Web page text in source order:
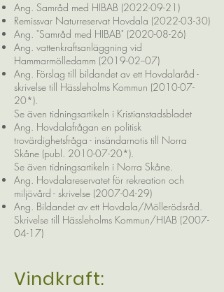
Ang. Samråd med HIBAB (2022-09-21)
Remissvar Naturreservat Hovdala (2022-03-30)
Ang. "Samråd med HIBAB" (2020-08-26)
Ang. vattenkraftsanläggning vid
Hammarmölledamm (2019-02--07)
Ang. Förslag till bildandet av ett Hovdalaråd -
skrivelse till Hässleholms Kommun (2010-07-
20*).
Se även tidningsartikeln i Kristianstadsbladet
Ang. Hovdalafrågan en politisk
trovärdighetsfråga - insändarnotis till Norra
Skåne (publ. 2010-07-20*).
Se även tidningsartikeln i Norra Skåne.
Ang. Hovdalareservatet för rekreation och
miljövård - skrivelse (2007-04-29)
Ang. Bildandet av ett Hovdala/Möllerödsråd.
Skrivelse till Hässleholms Kommun/HIAB (2007-
04-17)
Vindkraft: